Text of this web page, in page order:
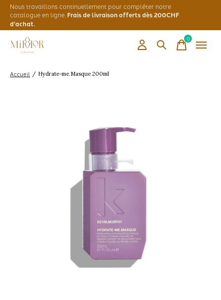
Nous travaillons continuellement pour compléter notre
catalogue en ligne. Frais de livraison offerts dès 200CHF
d'achat.
0items
Accueil / Hydrate-me.Masque 200ml